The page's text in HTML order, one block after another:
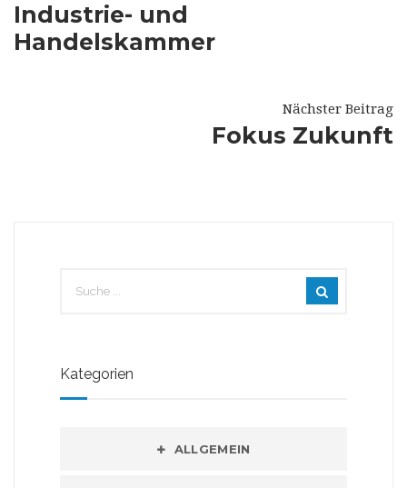
Industrie- und
Handelskammer
Nächster Beitrag
Fokus Zukunft
Kategorien
ALLGEMEIN